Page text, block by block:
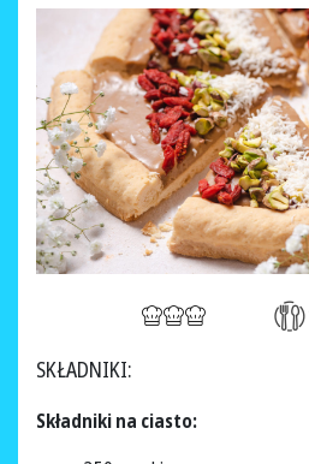
SKŁADNIKI:
Składniki na ciasto: